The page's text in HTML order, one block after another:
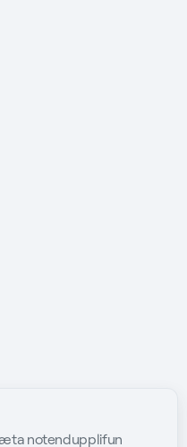
notendupplifun